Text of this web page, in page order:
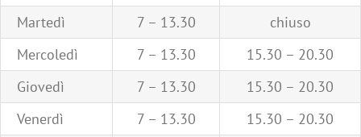
Martedì
7 – 13.30
chiuso
Mercoledì
7 – 13.30
15.30 – 20.30
Giovedì
7 – 13.30
15.30 – 20.30
Venerdì
7 – 13.30
15.30 – 20.30